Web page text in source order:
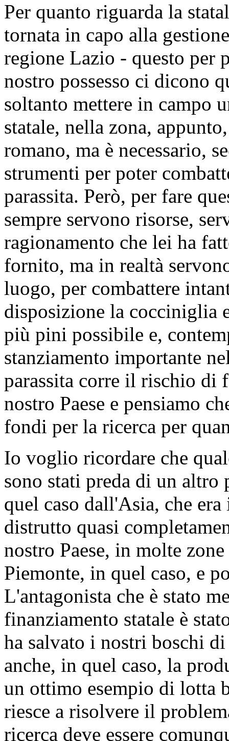
Per quanto riguarda la
tornata in capo alla
regione Lazio - questo per
nostro possesso ci dicono
soltanto mettere in campo
statale, nella zona,
romano, ma è necessario,
strumenti per poter
parassita. Però, per fare
sempre servono risorse,
ragionamento che lei ha
fornito, ma in realtà
luogo, per combattere
disposizione la cocciniglia
più pini possibile e,
stanziamento importante
parassita corre il rischio di
nostro Paese e pensiamo
fondi per la ricerca per
Io voglio ricordare che
sono stati preda di un
quel caso dall'Asia, che
distrutto quasi
nostro Paese, in molte
Piemonte, in quel caso, e
L'antagonista che è stato
finanziamento statale è
ha salvato i nostri boschi
anche, in quel caso, la
un ottimo esempio di lotta
riesce a risolvere il
ricerca deve essere